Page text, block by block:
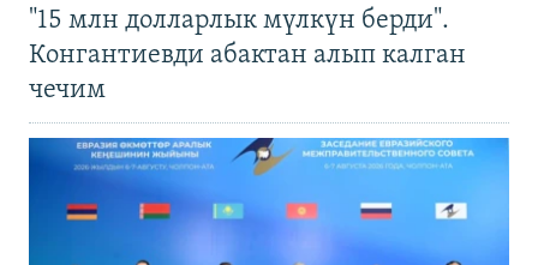
"15 млн долларлык мүлкүн берди".
Конгантиевди абактан алып калган
чечим